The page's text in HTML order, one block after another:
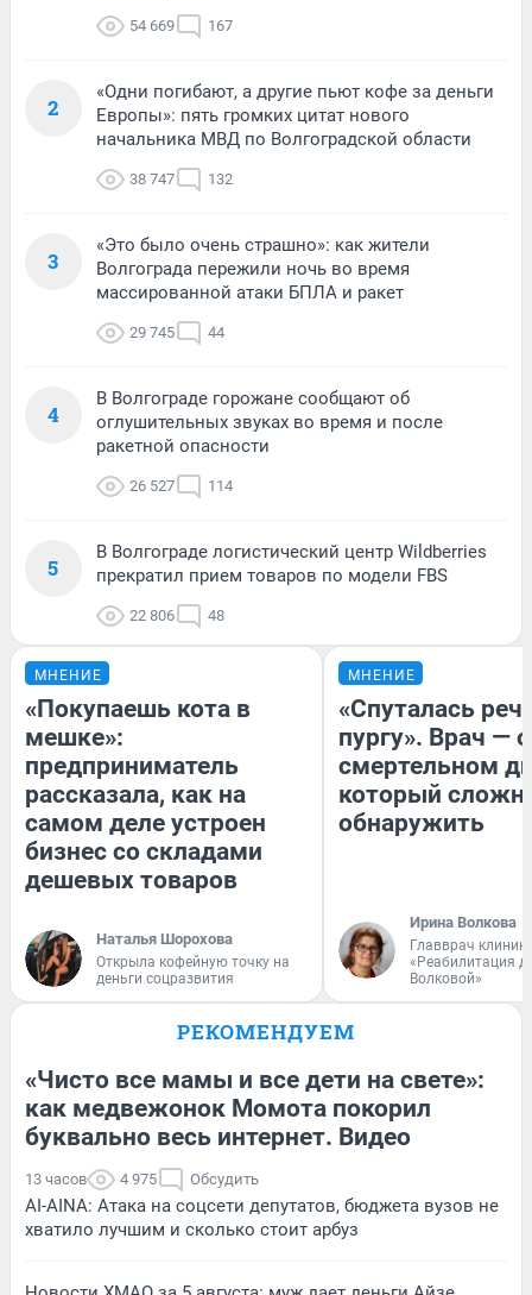
54 669 167
2
«Одни погибают, а другие пьют кофе за деньги
Европы»: пять громких цитат нового
начальника МВД по Волгоградской области
38 747 132
3
«Это было очень страшно»: как жители
Волгограда пережили ночь во время
массированной атаки БПЛА и ракет
29 745 44
4
В Волгограде горожане сообщают об
оглушительных звуках во время и после
ракетной опасности
26 527 114
5
В Волгограде логистический центр Wildberries
прекратил прием товаров по модели FBS
22 806 48
МНЕНИЕ
«Покупаешь кота в
мешке»:
предприниматель
рассказала, как на
самом деле устроен
бизнес со складами
дешевых товаров
Наталья Шорохова
Открыла кофейную точку на
деньги соцразвития
МНЕНИЕ
«Спуталась
пургу». Врач — о
смертельном
который
обнаружить
Ирина Волкова
Главврач
«Реабилитация
Волковой»
РЕКОМЕНДУЕМ
«Чисто все мамы и все дети на свете»:
как медвежонок Момота покорил
буквально весь интернет. Видео
13 часов 4 975 Обсудить
AI-AINA: Атака на соцсети депутатов, бюджета вузов не
хватило лучшим и сколько стоит арбуз